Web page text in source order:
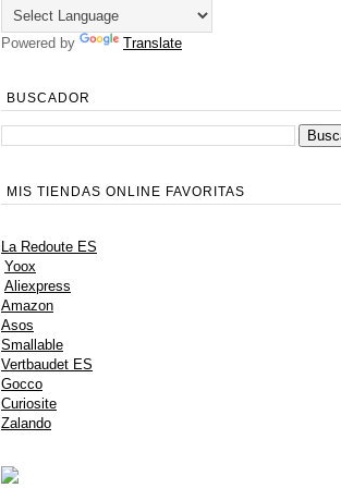
Powered by Translate
BUSCADOR
MIS TIENDAS ONLINE FAVORITAS
La Redoute ES
Yoox
Aliexpress
Amazon
Asos
Smallable
Vertbaudet ES
Gocco
Curiosite
Zalando